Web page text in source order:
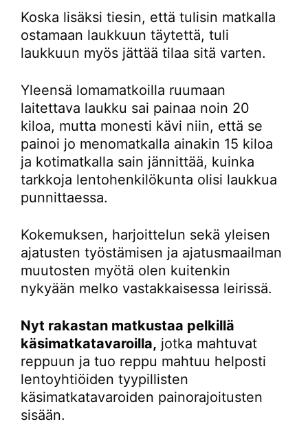
Koska lisäksi tiesin, että tulisin matkalla
ostamaan laukkuun täytettä, tuli
laukkuun myös jättää tilaa sitä varten.
Yleensä lomamatkoilla ruumaan
laitettava laukku sai painaa noin 20
kiloa, mutta monesti kävi niin, että se
painoi jo menomatkalla ainakin 15 kiloa
ja kotimatkalla sain jännittää, kuinka
tarkkoja lentohenkilökunta olisi laukkua
punnittaessa.
Kokemuksen, harjoittelun sekä yleisen
ajatusten työstämisen ja ajatusmaailman
muutosten myötä olen kuitenkin
nykyään melko vastakkaisessa leirissä.
Nyt rakastan matkustaa pelkillä
käsimatkatavaroilla, jotka mahtuvat
reppuun ja tuo reppu mahtuu helposti
lentoyhtiöiden tyypillisten
käsimatkatavaroiden painorajoitusten
sisään.